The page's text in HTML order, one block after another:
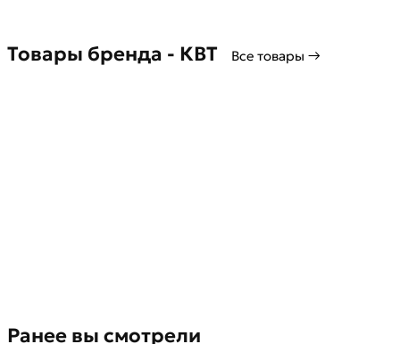
Товары бренда - КВТ Все товары →
Ранее вы смотрели